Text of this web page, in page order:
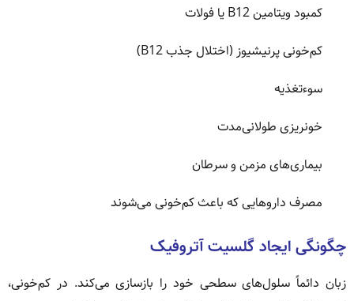
کمبود ویتامین B12 یا فولات
کم‌خونی پرنیشیوز (اختلال جذب B12)
سوءتغذیه
خونریزی طولانی‌مدت
بیماری‌های مزمن و سرطان
مصرف داروهایی که باعث کم‌خونی می‌شوند
چگونگی ایجاد گلسیت آتروفیک
زبان دائماً سلول‌های سطحی خود را بازسازی می‌کند. در کم‌خونی،